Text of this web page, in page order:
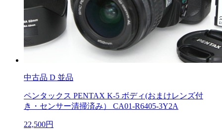
中古品 D 並品
ペンタックス PENTAX K-5 ボディ(おまけレンズ付
き・センサー清掃済み） CA01-R6405-3Y2A
22,500円